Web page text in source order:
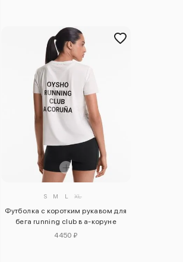
S M L XL
Футболка с коротким рукавом для
бега running club в а-коруне
4450 ₽